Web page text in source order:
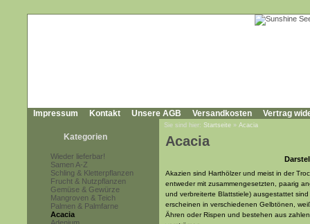
Impressum Kontakt Unsere AGB Versandkosten Vertrag
Kategorien
Wieder lieferbar!
Samen A-Z
Schling & Kletterpflanzen
Frucht & Nutzpflanzen
Gemüse & Gewürze
Mangroven & Teich
Palmen & Palmfarne
Acacia
Sie sind hier: Startseite » Acacia
Acacia
Akazien sind Harthölzer und meist in der
entweder mit zusammengesetzten, paarig
und verbreiterte Blattstiele) ausgestattet
erscheinen in verschiedenen Gelbtönen,
Ähren oder Rispen und bestehen aus